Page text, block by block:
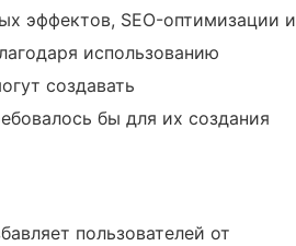
эффектов, SEO-оптимизации и
использованию
создавать
бы для их создания
пользователей от